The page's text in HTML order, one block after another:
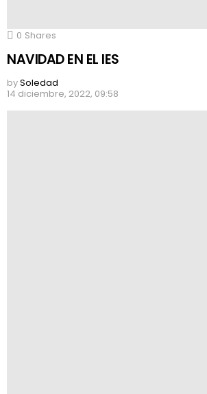
0 Shares
NAVIDAD EN EL IES
bySoledad
14 diciembre, 2022, 09:58